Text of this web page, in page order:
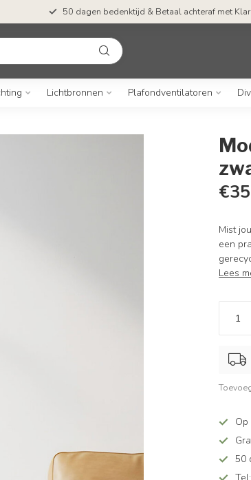
50 dagen bedenktijd & Betaal achteraf met
Lichtbronnen Plafondventilatoren
Mist
een
Lees
50